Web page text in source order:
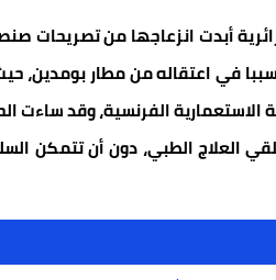
في اعتقاله من مطار بومدين،
الاستعمارية الفرنسية، وقد ساءت
العلاج الطبي، دون أن تتمكن